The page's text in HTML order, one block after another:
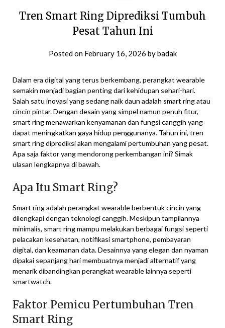
Tren Smart Ring Diprediksi Tumbuh
Pesat Tahun Ini
Posted on February 16, 2026 bybadak
Dalam era digital yang terus berkembang, perangkat wearable
semakin menjadi bagian penting dari kehidupan sehari-hari.
Salah satu inovasi yang sedang naik daun adalah smart ring atau
cincin pintar. Dengan desain yang simpel namun penuh fitur,
smart ring menawarkan kenyamanan dan fungsi canggih yang
dapat meningkatkan gaya hidup penggunanya. Tahun ini, tren
smart ring diprediksi akan mengalami pertumbuhan yang pesat.
Apa saja faktor yang mendorong perkembangan ini? Simak
ulasan lengkapnya di bawah.
Apa Itu Smart Ring?
Smart ring adalah perangkat wearable berbentuk cincin yang
dilengkapi dengan teknologi canggih. Meskipun tampilannya
minimalis, smart ring mampu melakukan berbagai fungsi seperti
pelacakan kesehatan, notifikasi smartphone, pembayaran
digital, dan keamanan data. Desainnya yang elegan dan nyaman
dipakai sepanjang hari membuatnya menjadi alternatif yang
menarik dibandingkan perangkat wearable lainnya seperti
smartwatch.
Faktor Pemicu Pertumbuhan Tren
Smart Ring